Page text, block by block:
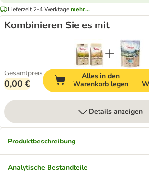
Lieferzeit 2-4 Werktagemehr...
Kombinieren Sie es mit
Gesamtpreis
0,00 €
Alles in den
Warenkorb legen
Details anzeigen
Produktbeschreibung
Analytische Bestandteile